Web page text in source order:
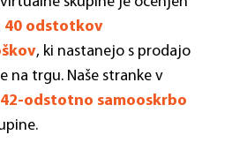
40 odstotkov
, ki nastanejo s prodajo
na trgu. Naše stranke v
42-odstotno samooskrbo